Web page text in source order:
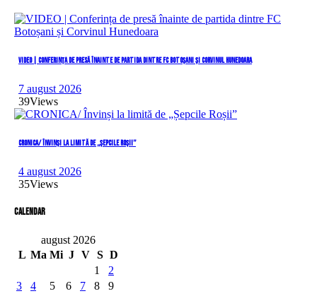
VIDEO | Conferința de presă înainte de partida dintre FC Botoșani și Corvinul Hunedoara
7 august 2026
39Views
CRONICA/ Învinși la limită de „Șepcile Roșii”
4 august 2026
35Views
Calendar
august 2026
L Ma Mi J V S D
1
2
3
4 5 6 7 8
9